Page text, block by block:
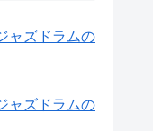
ャズドラムの
ャズドラムの